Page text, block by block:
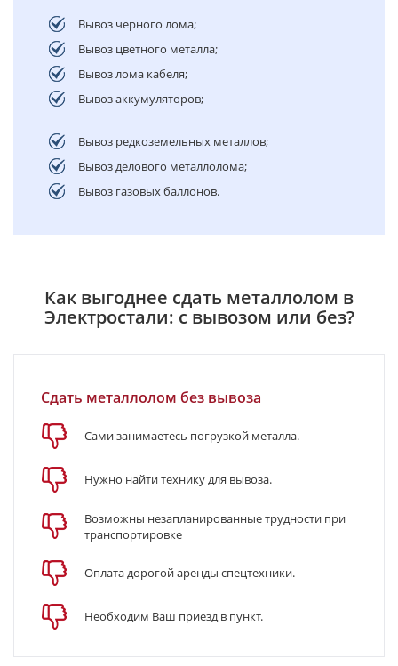
Вывоз черного лома;
Вывоз цветного металла;
Вывоз лома кабеля;
Вывоз аккумуляторов;
Вывоз редкоземельных металлов;
Вывоз делового металлолома;
Вывоз газовых баллонов.
Как выгоднее сдать металлолом в
Электростали: с вывозом или без?
Сдать металлолом без вывоза
Сами занимаетесь погрузкой металла.
Нужно найти технику для вывоза.
Возможны незапланированные трудности при
транспортировке
Оплата дорогой аренды спецтехники.
Необходим Ваш приезд в пункт.